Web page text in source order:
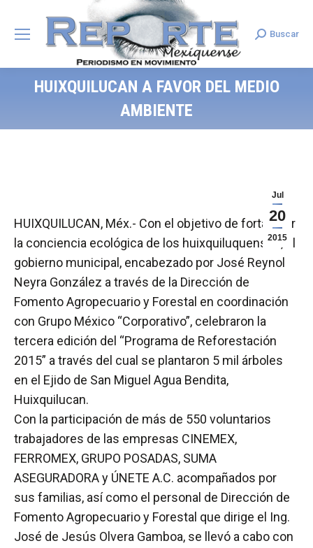
Search:
Buscar
HUIXQUILUCAN A FAVOR DEL MEDIO
AMBIENTE
Jul
20
2015
HUIXQUILUCAN, Méx.- Con el objetivo de fortalecer
la conciencia ecológica de los huixquiluquenses, el
gobierno municipal, encabezado por José Reynol
Neyra González a través de la Dirección de
Fomento Agropecuario y Forestal en coordinación
con Grupo México “Corporativo”, celebraron la
tercera edición del “Programa de Reforestación
2015” a través del cual se plantaron 5 mil árboles
en el Ejido de San Miguel Agua Bendita,
Huixquilucan.
Con la participación de más de 550 voluntarios
trabajadores de las empresas CINEMEX,
FERROMEX, GRUPO POSADAS, SUMA
ASEGURADORA y ÚNETE A.C. acompañados por
sus familias, así como el personal de Dirección de
Fomento Agropecuario y Forestal que dirige el Ing.
José de Jesús Olvera Gamboa, se llevó a cabo con